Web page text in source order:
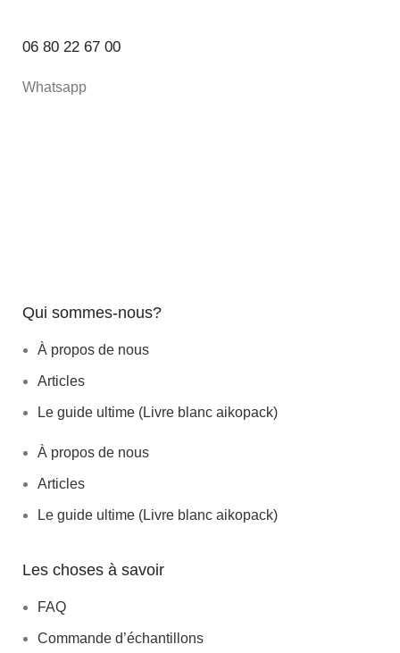
06 80 22 67 00
Whatsapp
Qui sommes-nous?
À propos de nous
Articles
Le guide ultime (Livre blanc aikopack)
À propos de nous
Articles
Le guide ultime (Livre blanc aikopack)
Les choses à savoir
FAQ
Commande d’échantillons